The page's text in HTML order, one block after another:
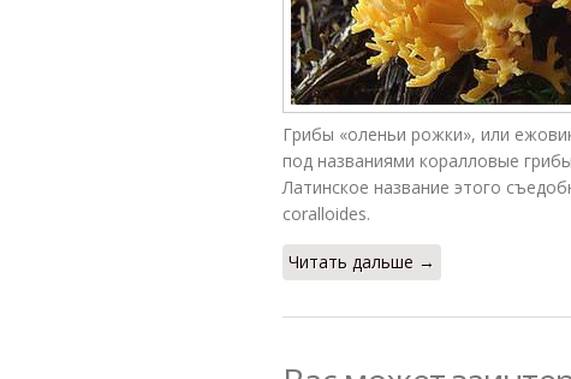
Грибы «оленьи рожки», или
под названиями коралловые
Латинское название этого
coralloides.
Читать дальше →